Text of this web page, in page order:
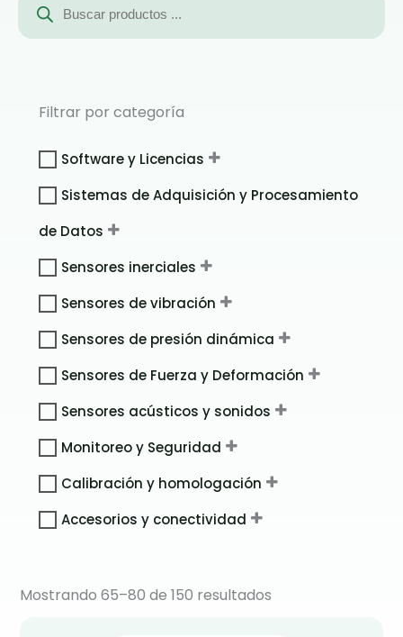
productos
Filtrar por categoría
Software y Licencias
Sistemas de Adquisición y Procesamiento
de Datos
Sensores inerciales
Sensores de vibración
Sensores de presión dinámica
Sensores de Fuerza y Deformación
Sensores acústicos y sonidos
Monitoreo y Seguridad
Calibración y homologación
Accesorios y conectividad
Mostrando 65–80 de 150 resultados